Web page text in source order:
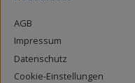
AGB
Impressum
Datenschutz
Cookie-Einstellungen